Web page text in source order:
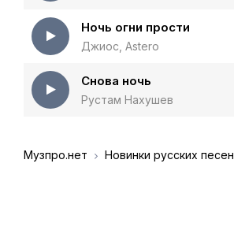
Ночь огни прости
Джиос, Astero
Снова ночь
Рустам Нахушев
Музпро.нет Новинки русских песен